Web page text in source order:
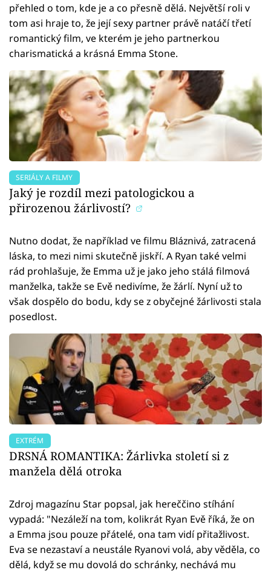
přehled o tom, kde je a co přesně dělá. Největší roli v
tom asi hraje to, že její sexy partner právě natáčí třetí
romantický film, ve kterém je jeho partnerkou
charismatická a krásná Emma Stone.
SERIÁLY A FILMY
Jaký je rozdíl mezi patologickou a
přirozenou žárlivostí?
Nutno dodat, že například ve filmu Bláznivá, zatracená
láska, to mezi nimi skutečně jiskří. A Ryan také velmi
rád prohlašuje, že Emma už je jako jeho stálá filmová
manželka, takže se Evě nedivíme, že žárlí. Nyní už to
však dospělo do bodu, kdy se z obyčejné žárlivosti stala
posedlost.
EXTRÉM
DRSNÁ ROMANTIKA: Žárlivka století si z
manžela dělá otroka
Zdroj magazínu Star popsal, jak hereččino stíhání
vypadá: "Nezáleží na tom, kolikrát Ryan Evě říká, že on
a Emma jsou pouze přátelé, ona tam vidí přitažlivost.
Eva se nezastaví a neustále Ryanovi volá, aby věděla, co
dělá, když se mu dovolá do schránky, nechává mu